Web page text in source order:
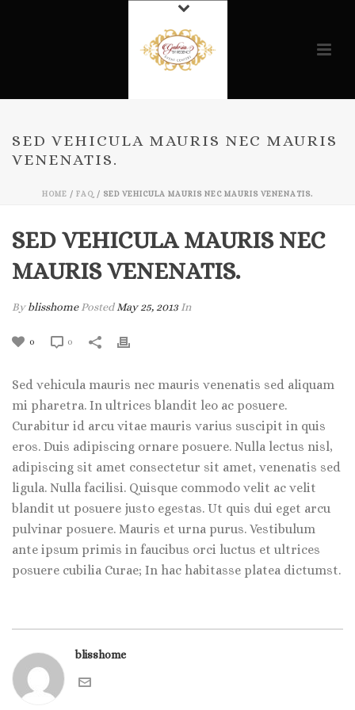
SED VEHICULA MAURIS NEC MAURIS
VENENATIS.
HOME / FAQ / SED VEHICULA MAURIS NEC MAURIS VENENATIS.
SED VEHICULA MAURIS NEC
MAURIS VENENATIS.
Byblisshome Posted May 25, 2013 In
0 0
Sed vehicula mauris nec mauris venenatis sed aliquam
mi pharetra. In ultrices blandit leo ac posuere.
Curabitur id arcu vitae mauris varius suscipit in quis
eros. Duis adipiscing ornare posuere. Nulla lectus nisl,
adipiscing sit amet consectetur sit amet, venenatis sed
ligula. Nulla facilisi. Quisque commodo velit ac velit
blandit ut posuere justo egestas. Ut quis dui eget arcu
pulvinar posuere. Mauris et urna purus. Vestibulum
ante ipsum primis in faucibus orci luctus et ultrices
posuere cubilia Curae; In hac habitasse platea dictumst.
blisshome